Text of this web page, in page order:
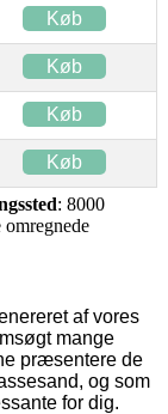
Køb
Køb
Køb
Køb
: 8000
af vores
mange
præsentere de
og som
for dig.